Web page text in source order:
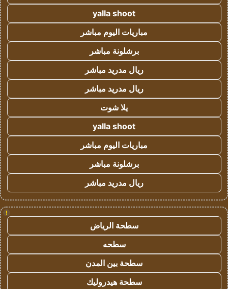
yalla shoot
مباريات اليوم مباشر
برشلونة مباشر
ريال مدريد مباشر
ريال مدريد مباشر
يلا شوت
yalla shoot
مباريات اليوم مباشر
برشلونة مباشر
ريال مدريد مباشر
!
سطحة الرياض
سطحه
سطحة بين المدن
سطحة هيدروليك